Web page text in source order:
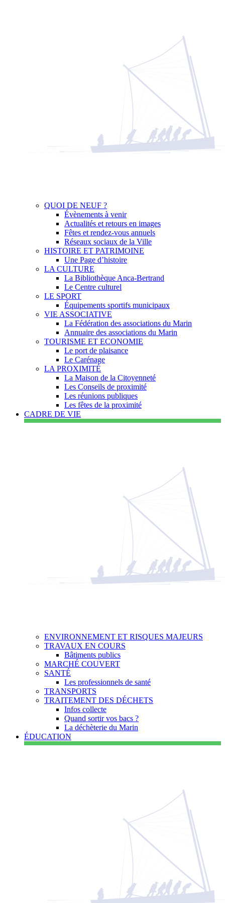
QUOI DE NEUF ?
Évènements à venir
Actualités et retours en images
Fêtes et rendez-vous annuels
Réseaux sociaux de la Ville
HISTOIRE ET PATRIMOINE
Une Page d’histoire
LA CULTURE
La Bibliothèque Anca-Bertrand
Le Centre culturel
LE SPORT
Équipements sportifs municipaux
VIE ASSOCIATIVE
La Fédération des associations du Marin
Annuaire des associations du Marin
TOURISME ET ECONOMIE
Le port de plaisance
Le Carénage
LA PROXIMITÉ
La Maison de la Citoyenneté
Les Conseils de proximité
Les réunions publiques
Les fêtes de la proximité
CADRE DE VIE
ENVIRONNEMENT ET RISQUES MAJEURS
TRAVAUX EN COURS
Bâtiments publics
MARCHÉ COUVERT
SANTÉ
Les professionnels de santé
TRANSPORTS
TRAITEMENT DES DÉCHETS
Infos collecte
Quand sortir vos bacs ?
La déchèterie du Marin
ÉDUCATION